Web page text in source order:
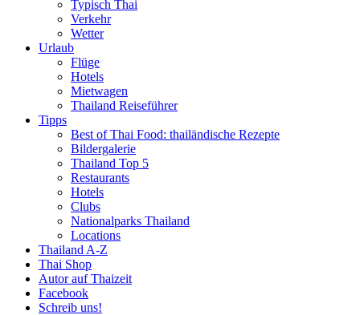
Typisch Thai
Verkehr
Wetter
Urlaub
Flüge
Hotels
Mietwagen
Thailand Reiseführer
Tipps
Best of Thai Food: thailändische Rezepte
Bildergalerie
Thailand Top 5
Restaurants
Hotels
Clubs
Nationalparks Thailand
Locations
Thailand A-Z
Thai Shop
Autor auf Thaizeit
Facebook
Schreib uns!